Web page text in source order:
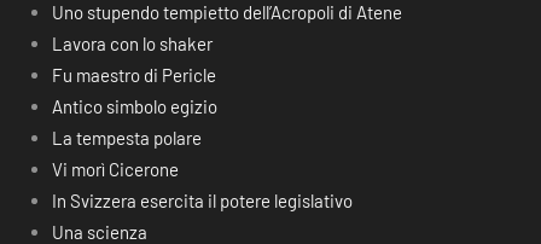
Uno stupendo tempietto dell’Acropoli di Atene
Lavora con lo shaker
Fu maestro di Pericle
Antico simbolo egizio
La tempesta polare
Vi morì Cicerone
In Svizzera esercita il potere legislativo
Una scienza